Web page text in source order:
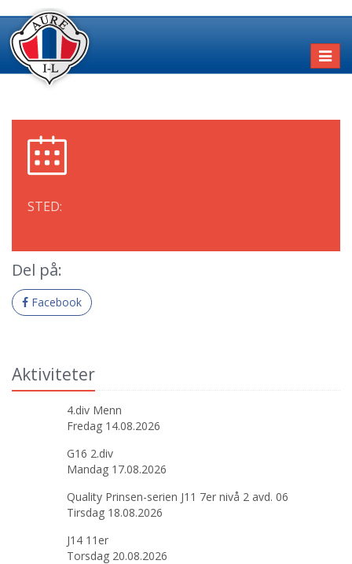
STED:
Del på:
Facebook
Aktiviteter
4.div Menn
Fredag 14.08.2026
G16 2.div
Mandag 17.08.2026
Quality Prinsen-serien J11 7er nivå 2 avd. 06
Tirsdag 18.08.2026
J14 11er
Torsdag 20.08.2026